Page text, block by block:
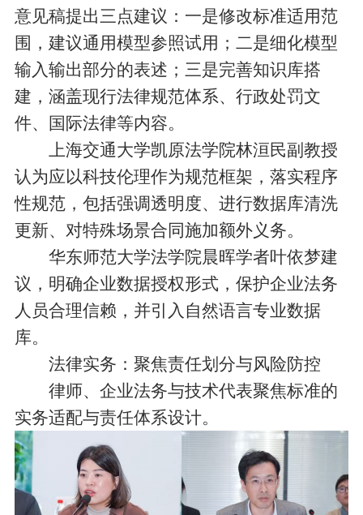
意见稿提出三点建议：一是修改标准适用范
围，建议通用模型参照试用；二是细化模型
输入输出部分的表述；三是完善知识库搭
建，涵盖现行法律规范体系、行政处罚文
件、国际法律等内容。
上海交通大学凯原法学院林洹民副教授
认为应以科技伦理作为规范框架，落实程序
性规范，包括强调透明度、进行数据库清洗
更新、对特殊场景合同施加额外义务。
华东师范大学法学院晨晖学者叶依梦建
议，明确企业数据授权形式，保护企业法务
人员合理信赖，并引入自然语言专业数据
库。
法律实务：聚焦责任划分与风险防控
律师、企业法务与技术代表聚焦标准的
实务适配与责任体系设计。